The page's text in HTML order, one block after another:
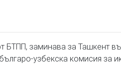
БТПП, заминава за Ташкент
узбекска комисия за